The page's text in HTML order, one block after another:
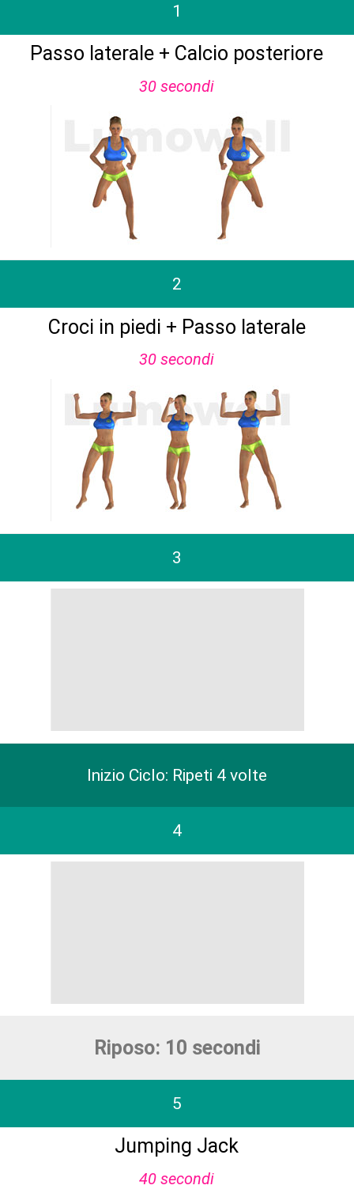
1
Passo laterale + Calcio posteriore
30 secondi
2
Croci in piedi + Passo laterale
30 secondi
3
Inizio Ciclo: Ripeti 4 volte
4
Riposo: 10 secondi
5
Jumping Jack
40 secondi